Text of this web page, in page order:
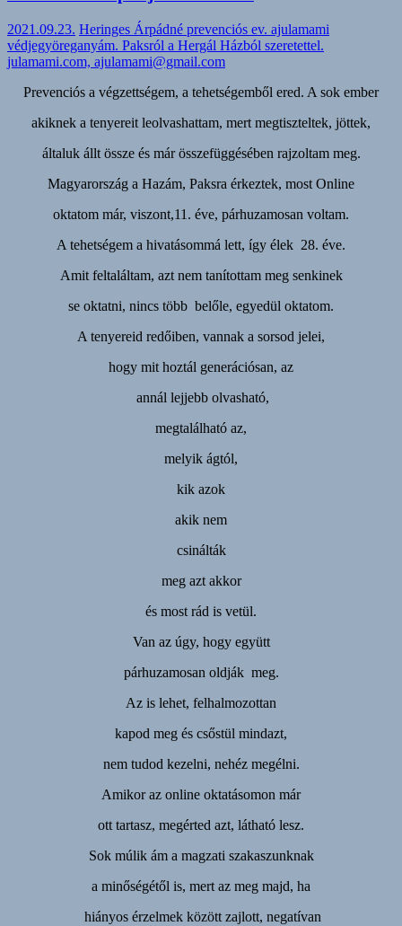
2021.09.23. Heringes Árpádné prevenciós ev. ajulamami
védjegyöreganyám. Paksról a Hergál Házból szeretettel.
julamami.com, ajulamami@gmail.com
Prevenciós a végzettségem, a tehetségemből ered. A sok ember
akiknek a tenyereit leolvashattam, mert megtiszteltek, jöttek,
általuk állt össze és már összefüggésében rajzoltam meg.
Magyarország a Hazám, Paksra érkeztek, most Online
oktatom már, viszont,11. éve, párhuzamosan voltam.
A tehetségem a hivatásommá lett, így élek 28. éve.
Amit feltaláltam, azt nem tanítottam meg senkinek
se oktatni, nincs több belőle, egyedül oktatom.
A tenyereid redőiben, vannak a sorsod jelei,
hogy mit hoztál generációsan, az
annál lejjebb olvasható,
megtalálható az,
melyik ágtól,
kik azok
akik nem
csinálták
meg azt akkor
és most rád is vetül.
Van az úgy, hogy együtt
párhuzamosan oldják meg.
Az is lehet, felhalmozottan
kapod meg és csőstül mindazt,
nem tudod kezelni, nehéz megélni.
Amikor az online oktatásomon már
ott tartasz, megérted azt, látható lesz.
Sok múlik ám a magzati szakaszunknak
a minőségétől is, mert az meg majd, ha
hiányos érzelmek között zajlott, negatívan